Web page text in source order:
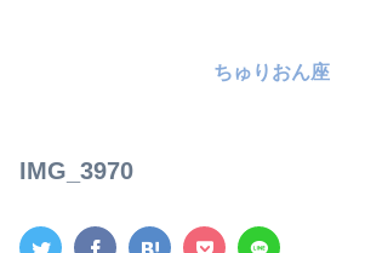
ちゅりおん座
IMG_3970